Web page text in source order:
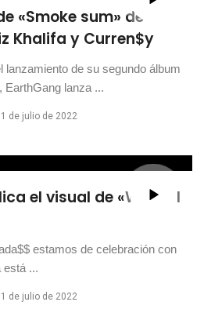
«Smoke sum» de
Khalifa y Curren$y
de su segundo álbum
EarthGang lanza ...
1 de julio de 2022
el visual de «Where I
estamos de celebración con
está ...
1 de julio de 2022